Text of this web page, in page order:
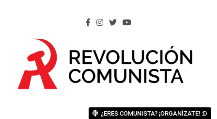
¿ERES COMUNISTA? ¡ORGANÍZATE! :D